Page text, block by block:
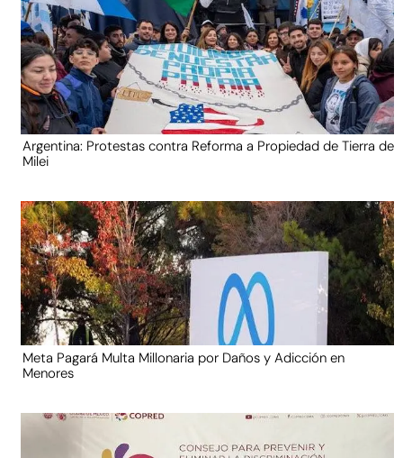
Argentina: Protestas contra Reforma a Propiedad de Tierra de
Milei
Meta Pagará Multa Millonaria por Daños y Adicción en
Menores